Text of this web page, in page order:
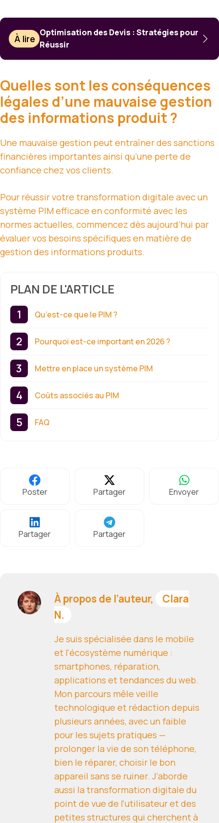
À lire
Optimisation des Devis : Stratégies pour
Réussir
Quelles sont les conséquences
légales d’une mauvaise gestion
des informations produit ?
Une mauvaise gestion peut entraîner des sanctions
financières importantes ainsi qu’une perte de
confiance chez vos clients.
Pour réussir votre transformation digitale avec un
système PIM efficace en conformité avec les
normes actuelles, commencez dès aujourd’hui par
évaluer vos besoins spécifiques en matière de
gestion des informations produits.
PLAN DE L'ARTICLE
Qu’est-ce que le PIM ?
Pourquoi est-ce important en 2026 ?
Mettre en place un système PIM
Coûts associés au PIM
FAQ
Poster Partager Envoyer
Partager Partager
À propos de l’auteur,
Clara
N.
Je suis spécialisée dans le mobile
et l'écosystème numérique :
smartphones, réparation,
applications et tendances du web.
Mon parcours mêle veille
technologique et rédaction depuis
plusieurs années, avec un faible
pour les sujets pratiques —
prolonger la vie de son téléphone,
bien le réparer, choisir le bon
appareil sans se ruiner. J'aborde
aussi la transformation digitale du
point de vue de l'utilisateur et des
petites structures qui cherchent à